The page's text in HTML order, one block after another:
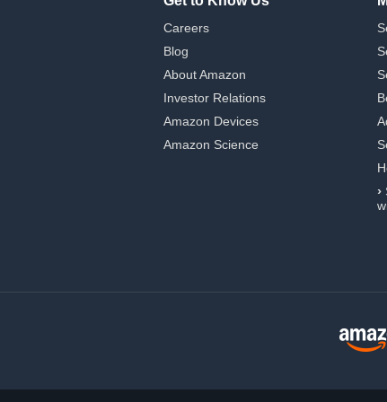
Careers
Blog
About Amazon
Investor Relations
Amazon Devices
Amazon Science
›